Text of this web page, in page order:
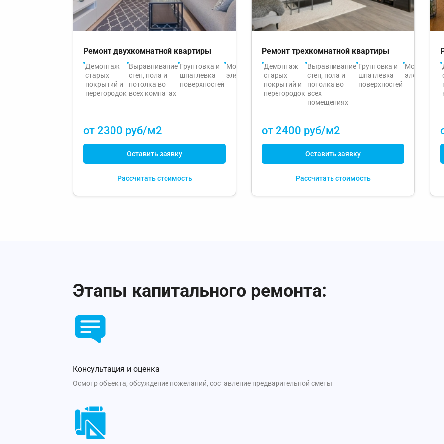
Ремонт двухкомнатной квартиры
Демонтаж
старых
покрытий и
перегородок
Выравнивание
стен, пола и
потолка во
всех комнатах
Грунтовка и
шпатлевка
поверхностей
Монтаж
электрики
Разводка
водопровода
и
канализации
Гидроизоляция
санузла
Облицовка
плиткой
ванной
Отделка
стен
(покраска
от 2300 руб/м2
Оставить заявку
Рассчитать стоимость
Ремонт трехкомнатной квартиры
Демонтаж
старых
покрытий и
перегородок
Выравнивание
стен, пола и
потолка во
всех
помещениях
Грунтовка и
шпатлевка
поверхностей
Монтаж
электрики
от 2400 руб/м2
Оставить заявку
Рассчитать стоимость
Этапы капитального ремонта:
Консультация и оценка
Осмотр объекта, обсуждение пожеланий, составление предварительной сметы